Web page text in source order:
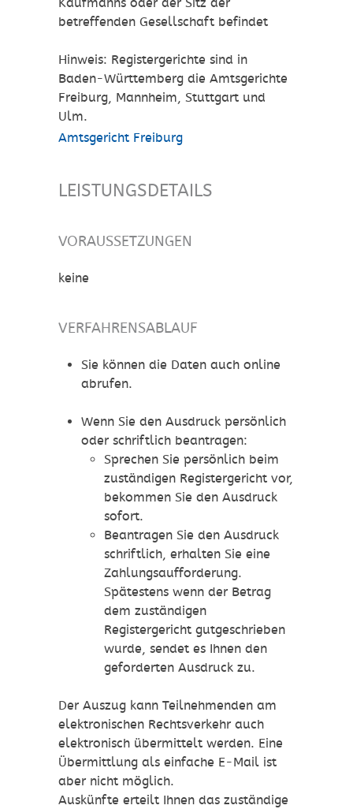
Kaufmanns oder der Sitz der
betreffenden Gesellschaft befindet
Hinweis: Registergerichte sind in
Baden-Württemberg die Amtsgerichte
Freiburg, Mannheim, Stuttgart und
Ulm.
Amtsgericht Freiburg
LEISTUNGSDETAILS
VORAUSSETZUNGEN
keine
VERFAHRENSABLAUF
Sie können die Daten auch online
abrufen.
Wenn Sie den Ausdruck persönlich
oder schriftlich beantragen:
Sprechen Sie persönlich beim
zuständigen Registergericht vor,
bekommen Sie den Ausdruck
sofort.
Beantragen Sie den Ausdruck
schriftlich, erhalten Sie eine
Zahlungsaufforderung.
Spätestens wenn der Betrag
dem zuständigen
Registergericht gutgeschrieben
wurde, sendet es Ihnen den
geforderten Ausdruck zu.
Der Auszug kann Teilnehmenden am
elektronischen Rechtsverkehr auch
elektronisch übermittelt werden. Eine
Übermittlung als einfache E-Mail ist
aber nicht möglich.
Auskünfte erteilt Ihnen das zuständige